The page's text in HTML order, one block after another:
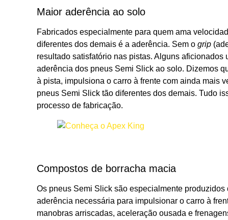
Maior aderência ao solo
Fabricados especialmente para quem ama
diferentes dos demais é a aderência. Sem o grip
resultado satisfatório nas pistas. Alguns aficionados
aderência dos pneus Semi Slick ao solo. Dizemos
à pista, impulsiona o carro à frente com ainda mais
pneus Semi Slick tão diferentes dos demais. Tudo
processo de fabricação.
Compostos de borracha macia
Os pneus Semi Slick são especialmente
aderência necessária para impulsionar o carro à
manobras arriscadas, aceleração ousada e